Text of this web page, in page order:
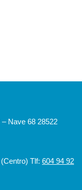
Nave 68 28522
Tlf: 604 94 92